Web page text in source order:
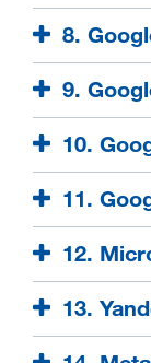
8.
9.
10.
11.
12.
13.